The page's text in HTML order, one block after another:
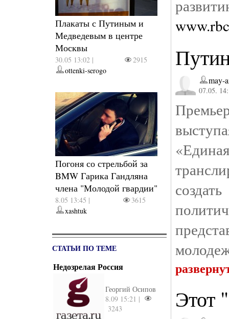
Плакаты с Путиным и
Медведевым в центре
Москвы
30.05 13:02 |
2915
ottenki-serogo
Погоня со стрельбой за
BMW Гарика Гандляна
члена "Молодой гвардии"
8.05 13:45 |
3615
xashtuk
СТАТЬИ ПО ТЕМЕ
Недозрелая Россия
Георгий Осипов
8.09 15:21 |
3243
may-
07.05.
Этот